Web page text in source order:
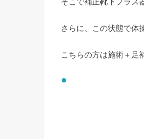
さらに、この状態で体
こちらの方は施術＋足